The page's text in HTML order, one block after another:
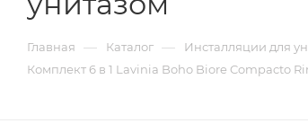
Главная — Каталог — Инсталляции для
Комплект 6 в 1 Lavinia Boho Biore Compacto